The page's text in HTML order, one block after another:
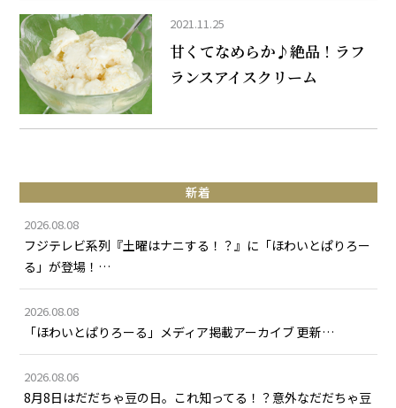
2021.11.25
甘くてなめらか♪絶品！ラフ
ランスアイスクリーム
新着
2026.08.08
フジテレビ系列『土曜はナニする！？』に「ほわいとぱりろー
る」が登場！…
2026.08.08
「ほわいとぱりろーる」メディア掲載アーカイブ 更新…
2026.08.06
8月8日はだだちゃ豆の日。これ知ってる！？意外なだだちゃ豆